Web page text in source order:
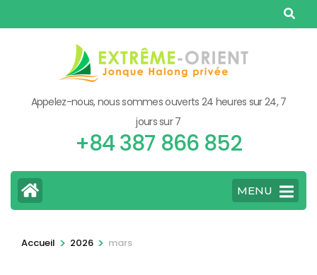
au
Appelez-nous, nous sommes ouverts 24 heures sur 24, 7
jours sur 7
+84 387 866 852
MENU
Accueil > 2026 > mars